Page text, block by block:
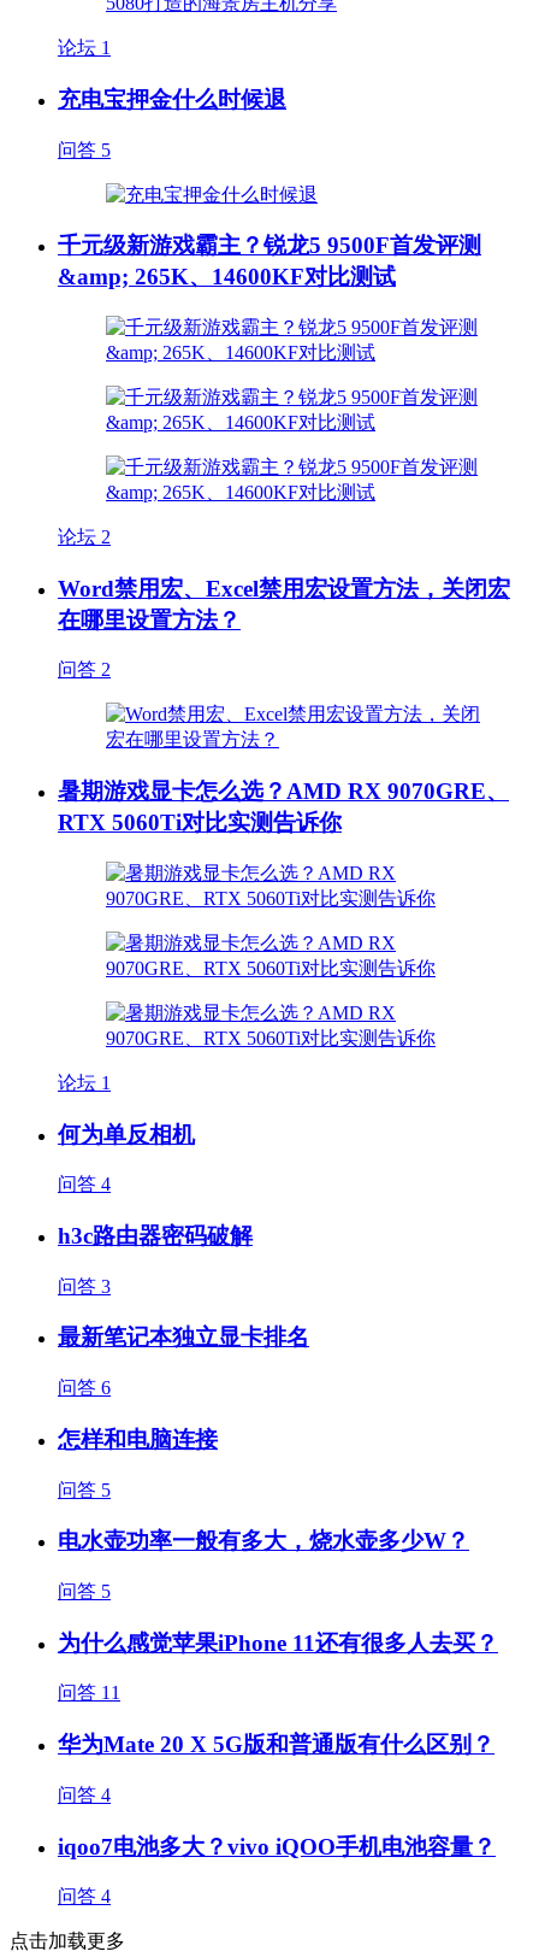
论坛 1
充电宝押金什么时候退
问答 5
千元级新游戏霸主？锐龙5 9500F首发评测
&amp; 265K、14600KF对比测试
论坛 2
Word禁用宏、Excel禁用宏设置方法，关闭宏
在哪里设置方法？
问答 2
暑期游戏显卡怎么选？AMD RX 9070GRE、
RTX 5060Ti对比实测告诉你
论坛 1
何为单反相机
问答 4
h3c路由器密码破解
问答 3
最新笔记本独立显卡排名
问答 6
怎样和电脑连接
问答 5
电水壶功率一般有多大，烧水壶多少W？
问答 5
为什么感觉苹果iPhone 11还有很多人去买？
问答 11
华为Mate 20 X 5G版和普通版有什么区别？
问答 4
iqoo7电池多大？vivo iQOO手机电池容量？
问答 4
点击加载更多